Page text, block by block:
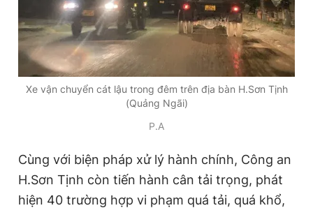
Tổng biên tập: Nguyễn Ngọc Toàn
Phó tổng biên tập thường trực: Hải Thành
Phó tổng biên tập: Lâm Hiếu Dũng
Phó tổng biên tập: Trần Việt Hưng
Tổng thư ký tòa soạn: Đức Trung
Giấy phép xuất bản số 110/GP - BTTTT cấp ngày 24.3.2020
© 2003-2026 Bản quyền thuộc về Báo Thanh Niên. Cấm sao
chép dưới mọi hình thức nếu không có sự chấp thuận bằng văn
Xe vận chuyển cát lậu trong đêm trên địa bàn H.Sơn Tịnh
(Quảng Ngãi)
P.A
Cùng với biện pháp xử lý hành chính, Công an
H.Sơn Tịnh còn tiến hành cân tải trọng, phát
hiện 40 trường hợp vi phạm quá tải, quá khổ,